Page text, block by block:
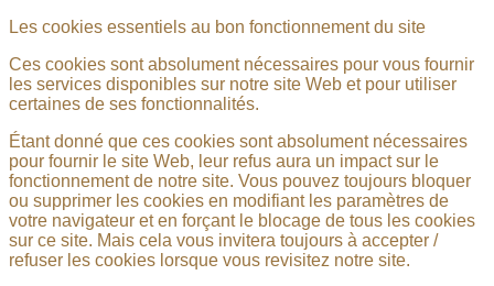
Les cookies essentiels au bon fonctionnement du site
Ces cookies sont absolument nécessaires pour vous fournir
les services disponibles sur notre site Web et pour utiliser
certaines de ses fonctionnalités.
Étant donné que ces cookies sont absolument nécessaires
pour fournir le site Web, leur refus aura un impact sur le
fonctionnement de notre site. Vous pouvez toujours bloquer
ou supprimer les cookies en modifiant les paramètres de
votre navigateur et en forçant le blocage de tous les cookies
sur ce site. Mais cela vous invitera toujours à accepter /
refuser les cookies lorsque vous revisitez notre site.